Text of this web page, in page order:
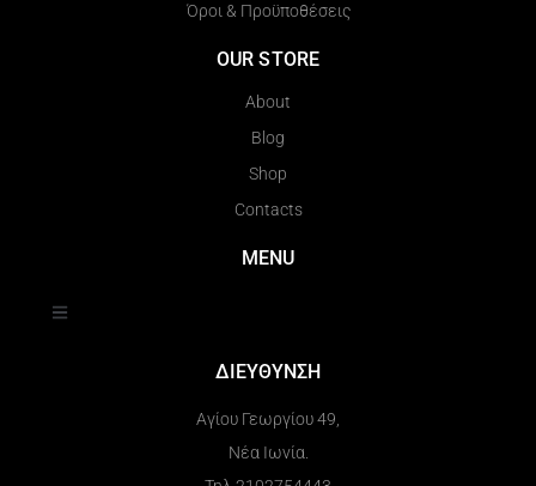
Όροι & Προϋποθέσεις
OUR STORE
About
Blog
Shop
Contacts
MENU
ΔΙΕΥΘΥΝΣΗ
Αγίου Γεωργίου 49,
Νέα Ιωνία.